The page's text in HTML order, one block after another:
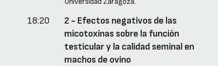
18:20
2 - Efectos negativos de las
micotoxinas sobre la función
testicular y la calidad seminal en
machos de ovino